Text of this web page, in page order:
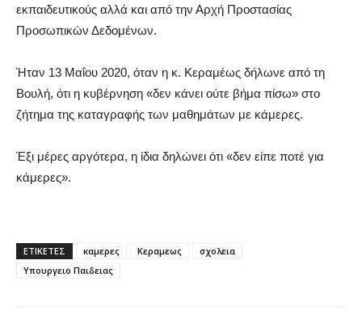
εκπαιδευτικούς αλλά και από την Αρχή Προστασίας
Προσωπικών Δεδομένων.
Ήταν 13 Μαΐου 2020, όταν η κ. Κεραμέως δήλωνε από τη
Βουλή, ότι η κυβέρνηση «δεν κάνει ούτε βήμα πίσω» στο
ζήτημα της καταγραφής των μαθημάτων με κάμερες.
Έξι μέρες αργότερα, η ίδια δηλώνει ότι «δεν είπε ποτέ για
κάμερες».
ΕΤΙΚΕΤΕΣ καμερες Κεραμεως
σχολεια
Υπουργειο Παιδειας